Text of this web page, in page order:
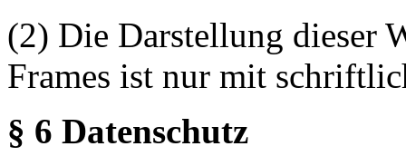
(2) Die Darstellung dieser
Frames ist nur mit
§ 6 Datenschutz